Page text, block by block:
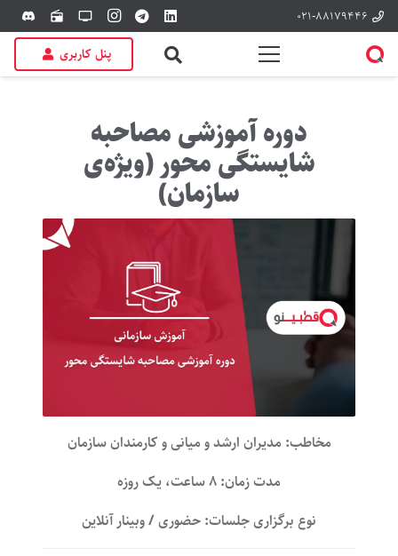
۰۲۱-۸۸۱۷۹۴۴۶ tv
radio
discord
پنل کاربری
دوره آموزشی مصاحبه
شایستگی محور (ویژه‌ی
سازمان)
مخاطب: مدیران ارشد و میانی و کارمندان سازمان
مدت زمان: ۸ ساعت، یک روزه
نوع برگزاری جلسات: حضوری / وبینار آنلاین